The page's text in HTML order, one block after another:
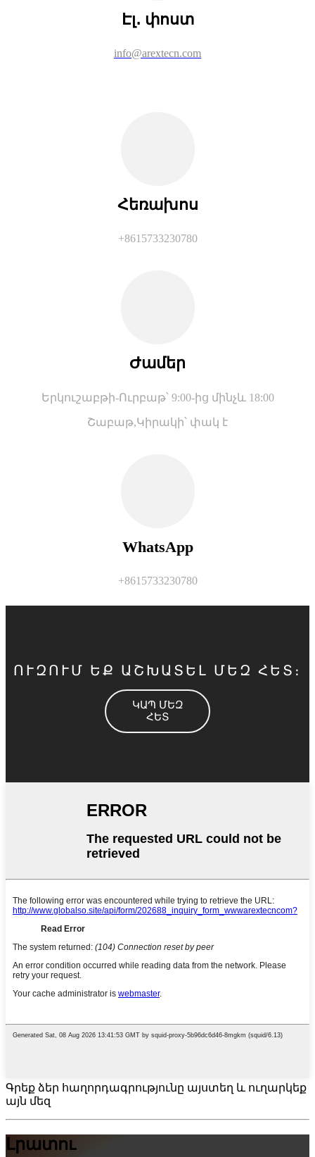
Էլ․ փոստ
info@arextecn.com
Հեռախոս
+8615733230780
Ժամեր
Երկուշաբթի-Ուրբաթ՝ 9:00-ից մինչև 18:00
Շաբաթ,Կիրակի՝ փակ է
WhatsApp
+8615733230780
ՈՒԶՈՒՄ ԵՔ ԱՇԽԱՏԵԼ ՄԵԶ ՀԵՏ։
ԿԱՊ ՄԵԶ
ՀԵՏ
Գրեք ձեր հաղորդագրությունը այստեղ և ուղարկեք
այն մեզ
Լրատու